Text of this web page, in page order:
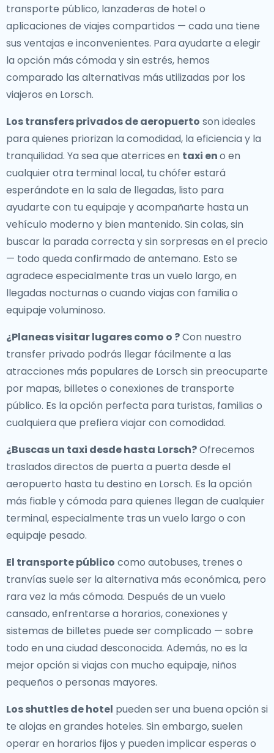
transporte público, lanzaderas de hotel o
aplicaciones de viajes compartidos — cada una tiene
sus ventajas e inconvenientes. Para ayudarte a elegir
la opción más cómoda y sin estrés, hemos
comparado las alternativas más utilizadas por los
viajeros en Lorsch.
Los transfers privados de aeropuerto son ideales
para quienes priorizan la comodidad, la eficiencia y la
tranquilidad. Ya sea que aterrices en taxi eno en
cualquier otra terminal local, tu chófer estará
esperándote en la sala de llegadas, listo para
ayudarte con tu equipaje y acompañarte hasta un
vehículo moderno y bien mantenido. Sin colas, sin
buscar la parada correcta y sin sorpresas en el precio
— todo queda confirmado de antemano. Esto se
agradece especialmente tras un vuelo largo, en
llegadas nocturnas o cuando viajas con familia o
equipaje voluminoso.
¿Planeas visitar lugares como o ?Con nuestro
transfer privado podrás llegar fácilmente a las
atracciones más populares de Lorsch sin preocuparte
por mapas, billetes o conexiones de transporte
público. Es la opción perfecta para turistas, familias o
cualquiera que prefiera viajar con comodidad.
¿Buscas un taxi desde hasta Lorsch?Ofrecemos
traslados directos de puerta a puerta desde el
aeropuerto hasta tu destino en Lorsch. Es la opción
más fiable y cómoda para quienes llegan de cualquier
terminal, especialmente tras un vuelo largo o con
equipaje pesado.
El transporte público como autobuses, trenes o
tranvías suele ser la alternativa más económica, pero
rara vez la más cómoda. Después de un vuelo
cansado, enfrentarse a horarios, conexiones y
sistemas de billetes puede ser complicado — sobre
todo en una ciudad desconocida. Además, no es la
mejor opción si viajas con mucho equipaje, niños
pequeños o personas mayores.
Los shuttles de hotel pueden ser una buena opción si
te alojas en grandes hoteles. Sin embargo, suelen
operar en horarios fijos y pueden implicar esperas o